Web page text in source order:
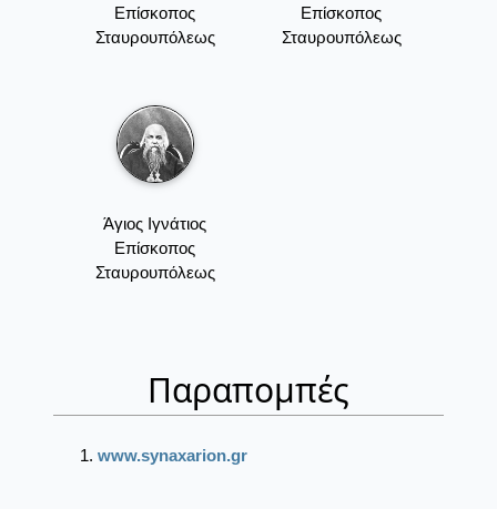
Επίσκοπος
Σταυρουπόλεως
Επίσκοπος
Σταυρουπόλεως
Άγιος Ιγνάτιος
Επίσκοπος
Σταυρουπόλεως
Παραπομπές
www.synaxarion.gr